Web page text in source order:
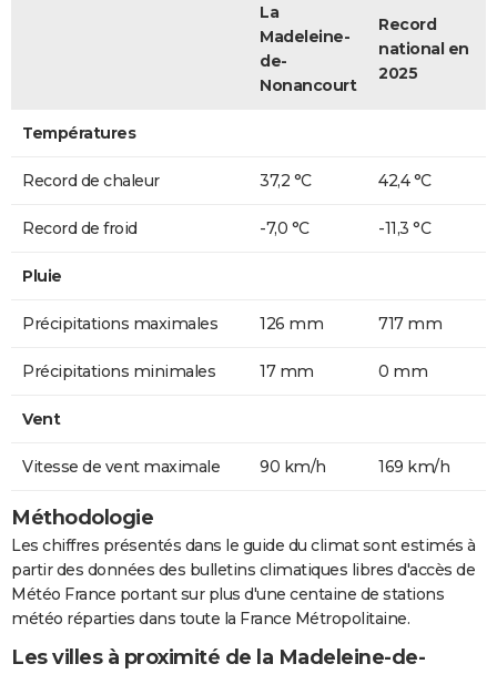
La
Madeleine-
de-
Nonancourt
Record
national en
2025
Températures
Record de chaleur 37,2 °C 42,4 °C
Record de froid -7,0 °C -11,3 °C
Pluie
Précipitations maximales 126 mm 717 mm
Précipitations minimales 17 mm 0 mm
Vent
Vitesse de vent maximale 90 km/h 169 km/h
Méthodologie
Les chiffres présentés dans le guide du climat sont estimés à
partir des données des bulletins climatiques libres d'accès de
Météo France portant sur plus d'une centaine de stations
météo réparties dans toute la France Métropolitaine.
Les villes à proximité de la Madeleine-de-